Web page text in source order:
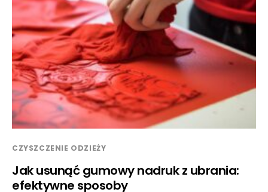
CZYSZCZENIE ODZIEŻY
Jak usunąć gumowy nadruk z ubrania:
efektywne sposoby